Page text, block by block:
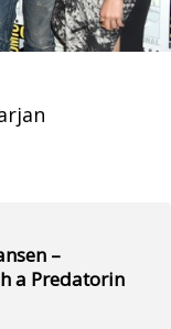
–
a Predatorin